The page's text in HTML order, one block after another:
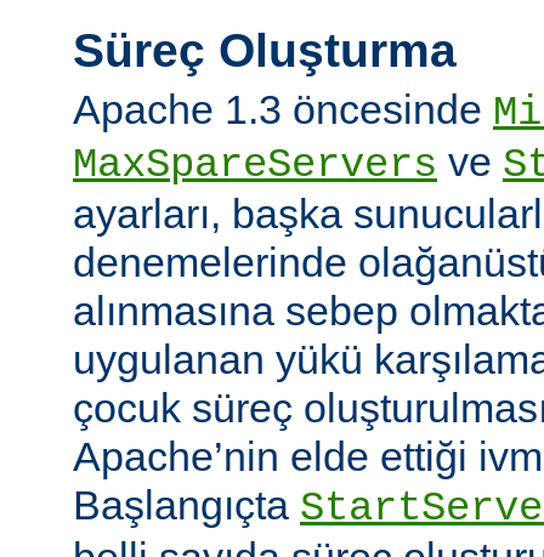
Süreç Oluşturma
Apache 1.3 öncesinde
MaxSpareServers ve
ayarları, başka
denemelerinde
alınmasına sebep
uygulanan yükü
çocuk süreç
Apache’nin elde ettiği
Başlangıçta